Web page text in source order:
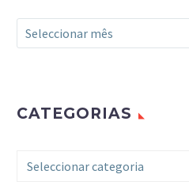
Arquivo
Seleccionar mês
CATEGORIAS
Categorias